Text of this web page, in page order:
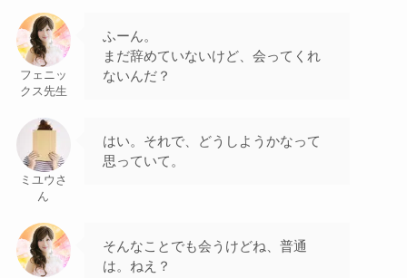
フェニッ
クス先生
ふーん。
まだ辞めていないけど、会ってくれ
ないんだ？
ミユウさ
ん
はい。それで、どうしようかなって
思っていて。
そんなことでも会うけどね、普通
は。ねえ？